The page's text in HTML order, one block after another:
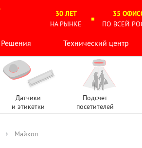
30 ЛЕТ
НА РЫНКЕ
35
ПО ВСЕЙ
Решения Технический центр
Датчики
и этикетки
Подсчет
посетителей
Майкоп